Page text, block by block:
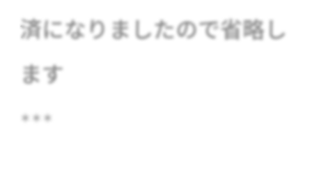
済になりましたので省略し
ます
＊＊＊